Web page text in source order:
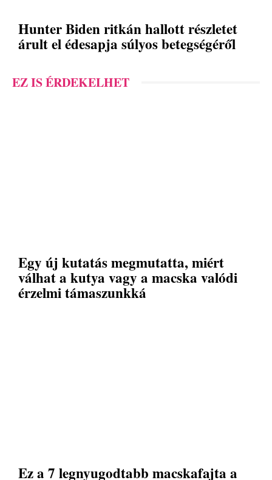
Hunter Biden ritkán hallott részletet
árult el édesapja súlyos betegségéről
EZ IS ÉRDEKELHET
Egy új kutatás megmutatta, miért
válhat a kutya vagy a macska valódi
érzelmi támaszunkká
Ez a 7 legnyugodtabb macskafajta a